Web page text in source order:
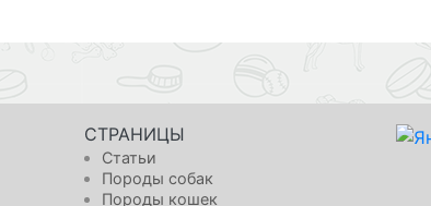
СТРАНИЦЫ
Статьи
Породы собак
Породы кошек